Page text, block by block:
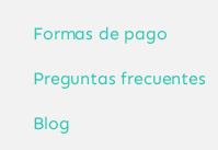
Formas de pago
Preguntas frecuentes
Blog